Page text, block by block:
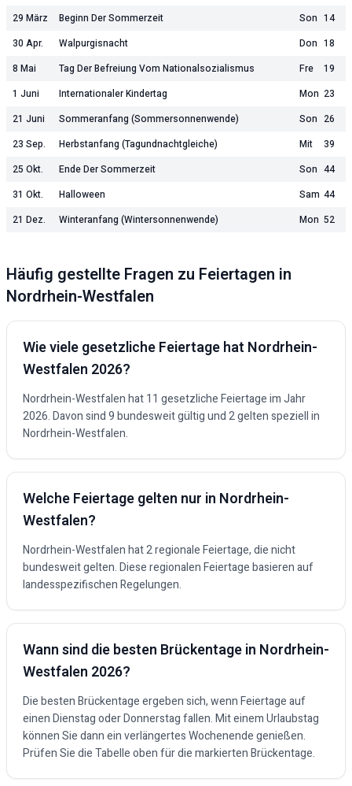
29 März Beginn Der Sommerzeit Son 14
30 Apr.
Walpurgisnacht Don 18
8 Mai
Tag Der Befreiung Vom Nationalsozialismus Fre
19
1 Juni
Internationaler Kindertag Mon 23
21 Juni
Sommeranfang (Sommersonnenwende) Son 26
23 Sep.
Herbstanfang (Tagundnachtgleiche) Mit
39
25 Okt.
Ende Der Sommerzeit Son 44
31 Okt.
Halloween Sam 44
21 Dez.
Winteranfang (Wintersonnenwende) Mon 52
Häufig gestellte Fragen zu Feiertagen in
Nordrhein-Westfalen
Wie viele gesetzliche Feiertage hat Nordrhein-
Westfalen 2026?
Nordrhein-Westfalenhat11 gesetzliche Feiertage im Jahr
2026. Davon sind9bundesweit gültig und2gelten speziell in
Nordrhein-Westfalen.
Welche Feiertage gelten nur in Nordrhein-
Westfalen?
Nordrhein-Westfalen hat 2 regionale Feiertage, die nicht
bundesweit gelten. Diese regionalen Feiertage basieren auf
landesspezifischen Regelungen.
Wann sind die besten Brückentage in Nordrhein-
Westfalen 2026?
Die besten Brückentage ergeben sich, wenn Feiertage auf
einen Dienstag oder Donnerstag fallen. Mit einem Urlaubstag
können Sie dann ein verlängertes Wochenende genießen.
Prüfen Sie die Tabelle oben für die markierten Brückentage.